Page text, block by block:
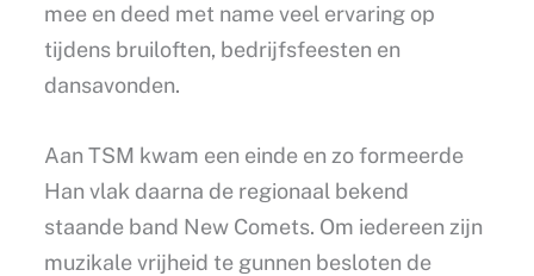
mee en deed met name veel ervaring op
tijdens bruiloften, bedrijfsfeesten en
dansavonden.
Aan TSM kwam een einde en zo formeerde
Han vlak daarna de regionaal bekend
staande band New Comets. Om iedereen zijn
muzikale vrijheid te gunnen besloten de